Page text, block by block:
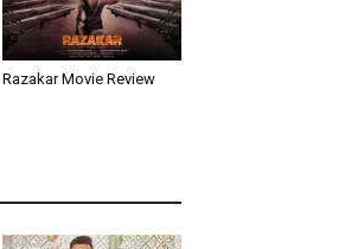
Razakar Movie Review